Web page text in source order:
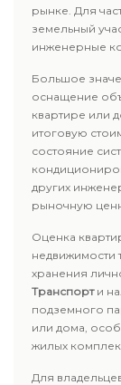
рынке. Для
земельный
инженерные
Большое
оснащение
квартире или
итоговую
состояние
других
рыночную
Оценка
недвижимости
хранения
Транспорти
подземного
или дома,
жилых
Для